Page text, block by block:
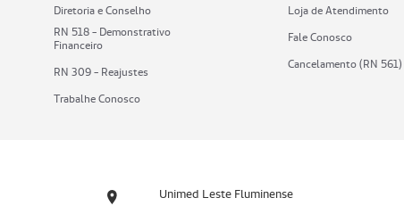
Diretoria e Conselho
RN 518 - Demonstrativo
Financeiro
RN 309 - Reajustes
Trabalhe Conosco
Loja de Atendimento
Fale Conosco
Cancelamento (RN 561)
Unimed Leste Fluminense